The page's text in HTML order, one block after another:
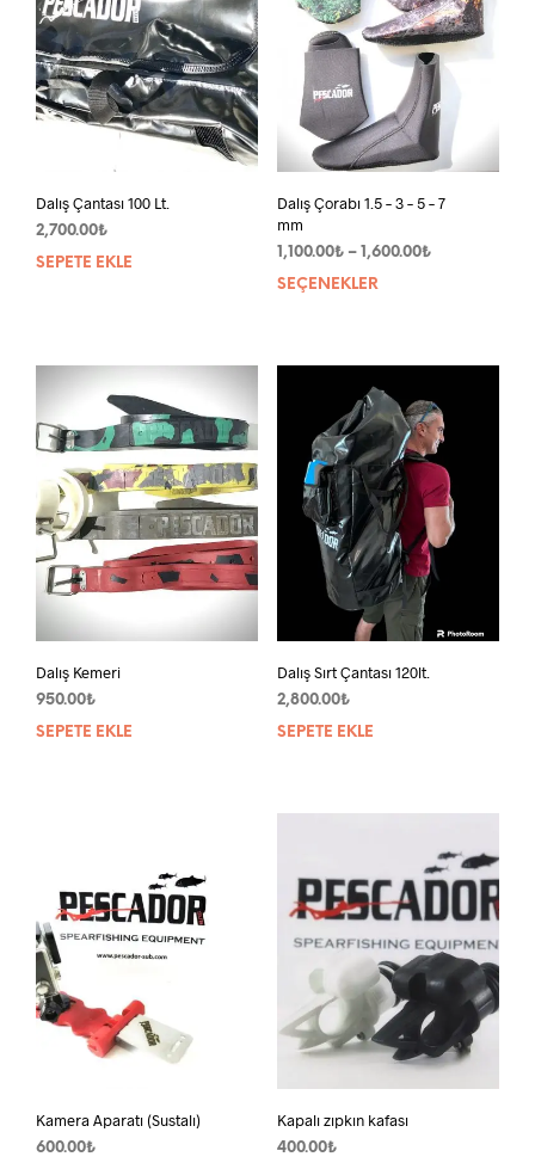
sayfasından
seçilebilir
Dalış Çantası 100 Lt.
2,700.00₺
SEPETE EKLE
Dalış Çorabı 1.5 – 3 – 5 – 7
mm
1,100.00₺ – 1,600.00₺Fiyat
SEÇENEKLER
fazla
Dalış Kemeri
950.00₺
SEPETE EKLE
Dalış Sırt Çantası 120lt.
2,800.00₺
SEPETE EKLE
Kamera Aparatı (Sustalı)
600.00₺
Kapalı zıpkın kafası
400.00₺